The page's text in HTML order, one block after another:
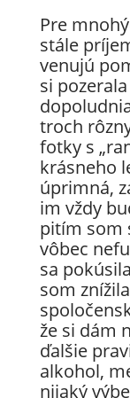
Pre
stále
venujú
si
troch
fotky s
krásneho
úprimná,
im vždy
pitím som
vôbec
sa
som
že si dám
ďalšie
alkohol,
nijaký